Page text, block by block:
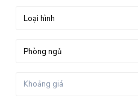
Loại hình
Phòng ngủ